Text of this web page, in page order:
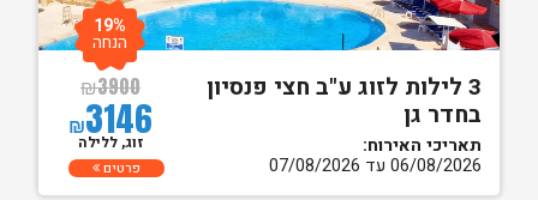
3 לילות לזוג ע"ב חצי פנסיון
בחדר גן
תאריכי האירוח:
06/08/2026 עד 07/08/2026
₪3900
₪3146
19%
הנחה
זוג, ללילה
פרטים